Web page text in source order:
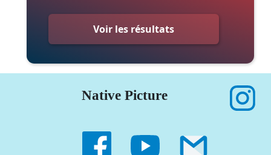
Voir les résultats
Native Picture